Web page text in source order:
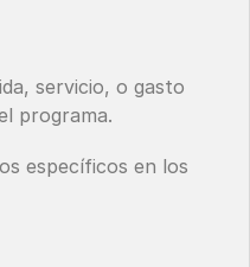
servicio, o gasto
programa.
específicos en los